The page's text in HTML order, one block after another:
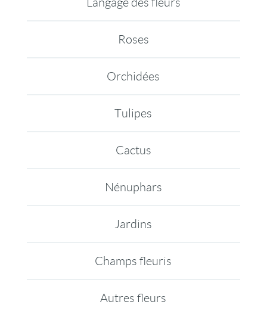
Roses
Orchidées
Tulipes
Cactus
Nénuphars
Jardins
Champs fleuris
Autres fleurs